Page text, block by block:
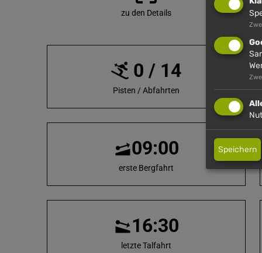
zu den Details
0 / 14
Pisten / Abfahrten
09:00
erste Bergfahrt
16:30
letzte Talfahrt
Speichern